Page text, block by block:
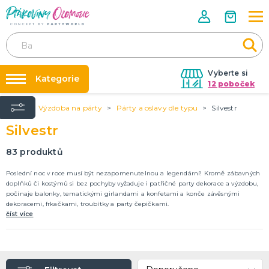
Vyberte si
12 poboček
Půjčovna kostýmů
Párty výzdoba na klíč
Nafukování balónků
Prodejny
Rozvoz
Párty Blog
Kontakt
Kategorie
VÝZDOBA NA PÁRTY
Narozeninové oslavy
Balónky latexové
KOSTÝMY, DOPLŇKY, MASKY
Valentýn
Úvod Výzdoba na párty Párty a oslavy dle typu Silvestr
Silvestr
83 produktů
Poslední noc v roce musí být nezapomenutelnou a legendární! Kromě zábavných
doplňků či kostýmů si bez pochyby vyžaduje i patřičné party dekorace a výzdobu,
počínaje balonky, tematickými girlandami a konfetami a konče závěsnými
dekoracemi, frkačkami, troubítky a party čepičkami.
číst více